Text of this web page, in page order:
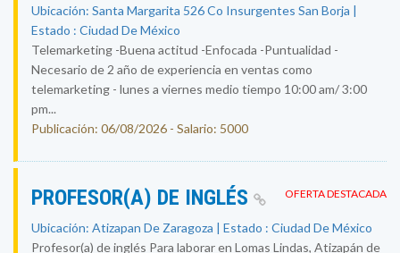
Ubicación: Santa Margarita 526 Co Insurgentes San Borja |
Estado : Ciudad De México
Telemarketing -Buena actitud -Enfocada -Puntualidad -
Necesario de 2 año de experiencia en ventas como
telemarketing - lunes a viernes medio tiempo 10:00 am/ 3:00
pm...
Publicación: 06/08/2026 - Salario: 5000
OFERTA DESTACADA
PROFESOR(A) DE INGLÉS
Ubicación: Atizapan De Zaragoza | Estado : Ciudad De México
Profesor(a) de inglés Para laborar en Lomas Lindas, Atizapán de